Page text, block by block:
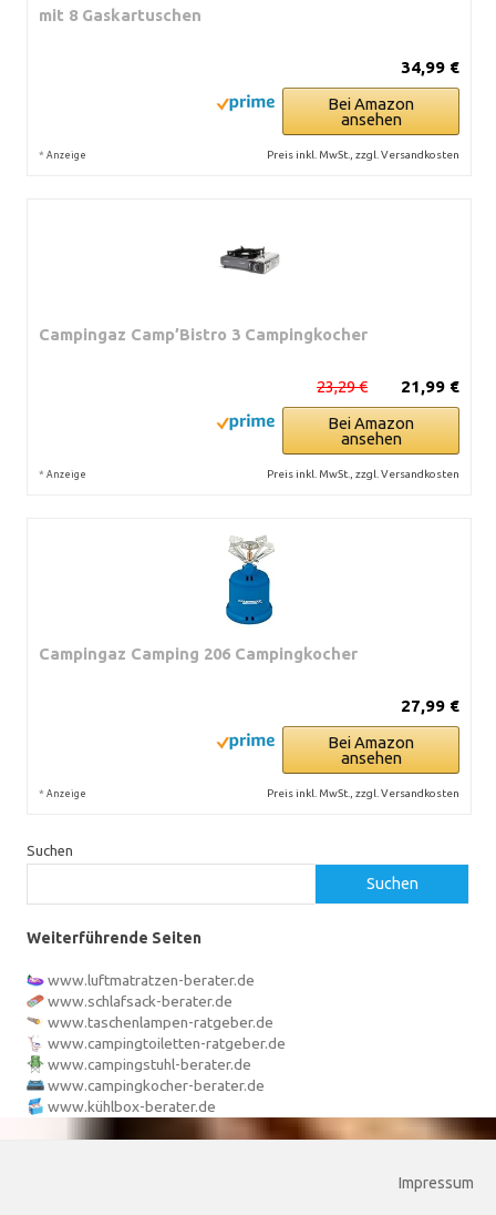
mit 8 Gaskartuschen
34,99 €
Bei Amazon
ansehen
* Anzeige Preis inkl. MwSt., zzgl. Versandkosten
Campingaz Camp’Bistro 3 Campingkocher
21,99 €
23,29 €
Bei Amazon
ansehen
* Anzeige Preis inkl. MwSt., zzgl. Versandkosten
Campingaz Camping 206 Campingkocher
27,99 €
Bei Amazon
ansehen
* Anzeige Preis inkl. MwSt., zzgl. Versandkosten
Suchen
Suchen
Weiterführende Seiten
www.luftmatratzen-berater.de
www.schlafsack-berater.de
www.taschenlampen-ratgeber.de
www.campingtoiletten-ratgeber.de
www.campingstuhl-berater.de
www.campingkocher-berater.de
www.kühlbox-berater.de
Impressum